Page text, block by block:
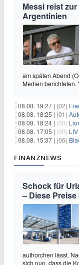
Messi reist
Argentinien
am späten Abend
Medien berichteten.
08.08. 19:27 | (02)
08.08. 18:25 | (01)
08.08. 18:24 | (00)
08.08. 17:05 | (00) LIV
08.08. 15:37 | (06)
FINANZNEWS
Schock für
– Diese
aufhorchen lässt.
sich nun, dass die